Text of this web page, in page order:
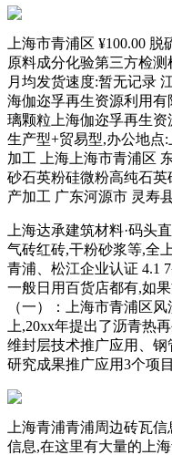
上海市青浦区 ¥100.00
原料成分化验第三方检
月均发货速度:暂无记录
海伽迩孚再生资源利用
璃颗粒上海伽迩孚再生
生产型+贸易型,办公地点
加工 上海上海市青浦区
砂石英粉硅微粉高纯石英
产加工 广东河源市 灵寿
上海达承建筑材料·码头
气砖红砖,干粉砂浆等,全
青浦、松江企业认证 4.1
一般日用百货店都有,如
（一）：上海市青浦区
上,20xx年提出了沥青热
维封层技术推广应用、
研究成果推广应用3个项
上海青浦青浦周边砖瓦
信息,在这里有大量的上